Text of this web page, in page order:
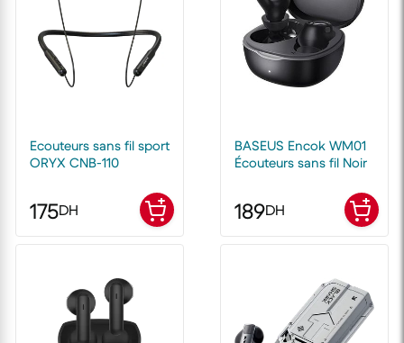
Ecouteurs sans fil sport
ORYX CNB-110
175DH
BASEUS Encok WM01
Écouteurs sans fil Noir
189DH